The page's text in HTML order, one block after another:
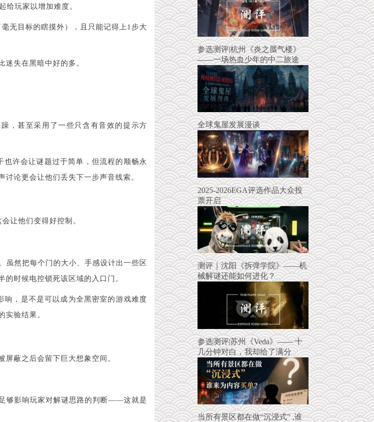
给玩家以增加难度。
无目标的瞎摸外），且只能记得上1步大
迷失在黑暗中好的多。
，甚至采用了一些只含有音效的提示方
许会让谜题过于简单，但流程的顺畅永
论更会让他们丢失下一步声音线索。
让他们变得好控制。
虽然把每个门的大小、手感设计出一些区
时候电控锁死该区域的入口门。
响，是不是可以成为全黑密室的游戏难度
验结果。
屏蔽之后会留下巨大想象空间。
够影响玩家对解谜思路的判断——这就是
参选测评|杭州《炎之蜃气楼》
——一场热血少年的中二旅途
全球鬼屋发展漫谈
2025-2026EGA评选作品大众投
票开启
测评｜沈阳《拆弹学院》——机
械解谜还能如何进化？
参选测评|苏州《Veda》—— 十
几分钟对白，我却给了满分
当所有景区都在做“沉浸式” ,谁